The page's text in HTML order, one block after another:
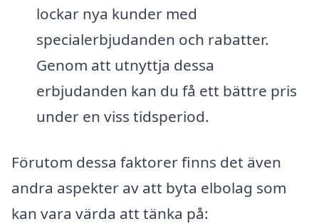
lockar nya kunder med
specialerbjudanden och rabatter.
Genom att utnyttja dessa
erbjudanden kan du få ett bättre pris
under en viss tidsperiod.
Förutom dessa faktorer finns det även
andra aspekter av att byta elbolag som
kan vara värda att tänka på: